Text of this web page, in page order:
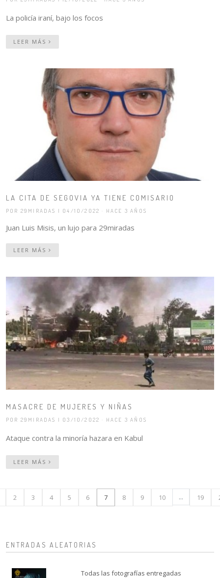
La policía iraní, bajo los focos
LEER MÁS
LA CITA DE SEGOVIA YA TIENE COMISARIO
POR 29MIRADAS | 04/10/2022 · HACE 3 AÑOS
Juan Luis Misis, un lujo para 29miradas
LEER MÁS
MASACRE DE MUJERES Y NIÑAS
POR 29MIRADAS | 03/10/2022 · HACE 3 AÑOS
Ataque contra la minoría hazara en Kabul
LEER MÁS
2 3 4 5 6 7 8 9 10 ... 19
ENTRADAS ALEATORIAS
Todas las fotografías entregadas